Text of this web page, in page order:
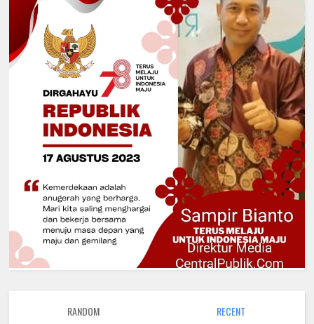
RANDOM RECENT